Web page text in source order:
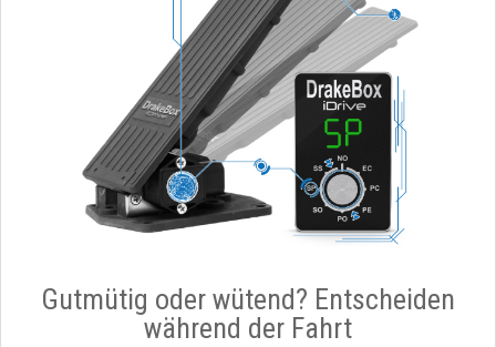
Gutmütig oder wütend? Entscheiden
während der Fahrt